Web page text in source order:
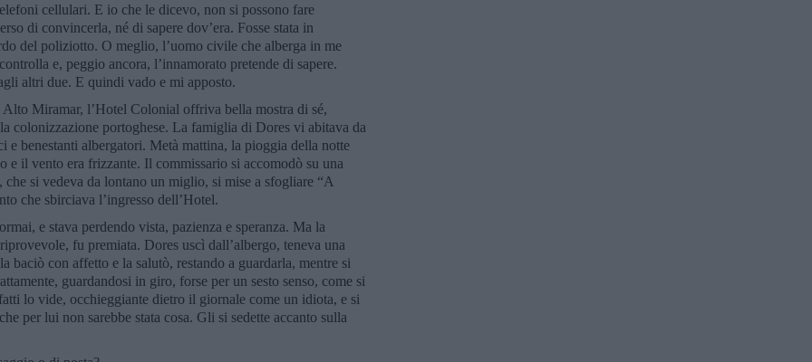
cellulari. E io che le dicevo, non si possono fare
di convincerla, né di sapere dov’era. Fosse stata in
del poliziotto. O meglio, l’uomo civile che alberga in me
e, peggio ancora, l’innamorato pretende di sapere.
altri due. E quindi vado e mi apposto.
Miramar, l’Hotel Colonial offriva bella mostra di sé,
colonizzazione portoghese. La famiglia di Dores vi abitava da
e benestanti albergatori. Metà mattina, la pioggia della notte
e il vento era frizzante. Il commissario si accomodò su una
si vedeva da lontano un miglio, si mise a sfogliare “A
che sbirciava l’ingresso dell’Hotel.
e stava perdendo vista, pazienza e speranza. Ma la
fu premiata. Dores uscì dall’albergo, teneva una
baciò con affetto e la salutò, restando a guardarla, mentre si
guardandosi in giro, forse per un sesto senso, come si
lo vide, occhieggiante dietro il giornale come un idiota, e si
per lui non sarebbe stata cosa. Gli si sedette accanto sulla